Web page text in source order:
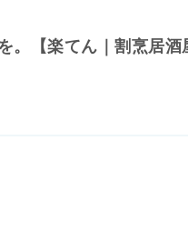
。【楽てん｜割烹居酒